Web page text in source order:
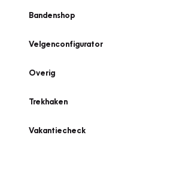
Bandenshop
Velgenconfigurator
Overig
Trekhaken
Vakantiecheck